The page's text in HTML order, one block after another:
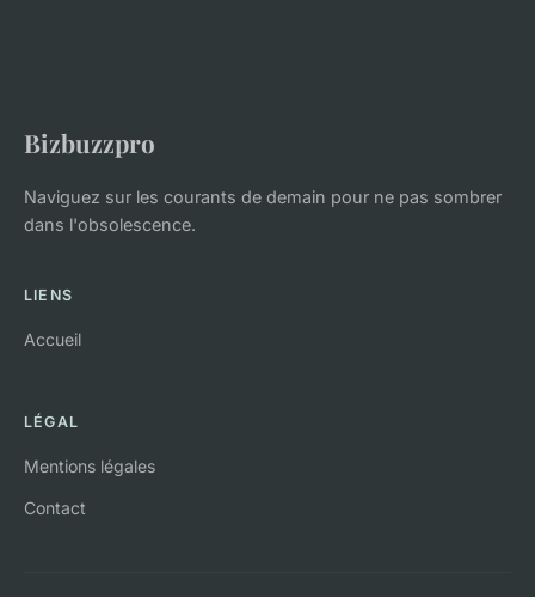
Bizbuzzpro
Naviguez sur les courants de demain pour ne pas sombrer
dans l'obsolescence.
LIENS
Accueil
LÉGAL
Mentions légales
Contact